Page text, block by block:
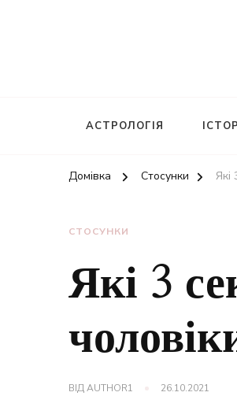
АСТРОЛОГІЯ
Домівка Стосунки Які
СТОСУНКИ
Які 3
ВІДAUTHOR1 26.10.2021